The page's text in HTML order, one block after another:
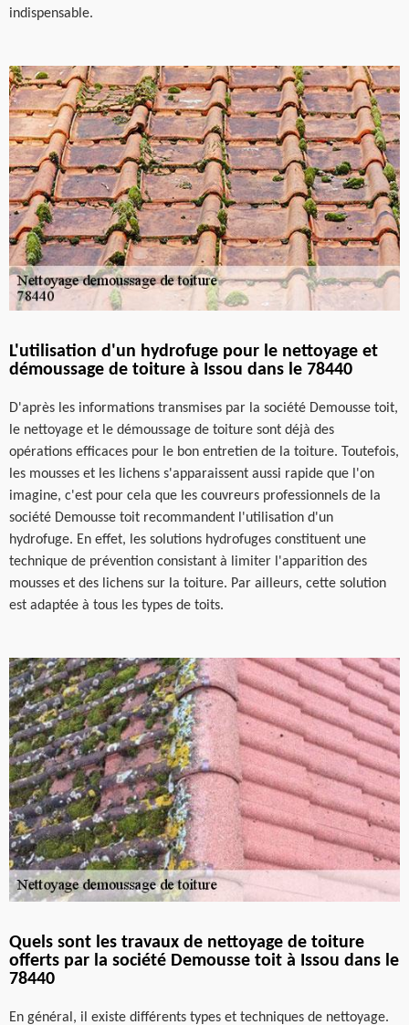
indispensable.
L'utilisation d'un hydrofuge pour le nettoyage et
démoussage de toiture à Issou dans le 78440
D'après les informations transmises par la société Demousse toit,
le nettoyage et le démoussage de toiture sont déjà des
opérations efficaces pour le bon entretien de la toiture. Toutefois,
les mousses et les lichens s'apparaissent aussi rapide que l'on
imagine, c'est pour cela que les couvreurs professionnels de la
société Demousse toit recommandent l'utilisation d'un
hydrofuge. En effet, les solutions hydrofuges constituent une
technique de prévention consistant à limiter l'apparition des
mousses et des lichens sur la toiture. Par ailleurs, cette solution
est adaptée à tous les types de toits.
Quels sont les travaux de nettoyage de toiture
offerts par la société Demousse toit à Issou dans le
78440
En général, il existe différents types et techniques de nettoyage.